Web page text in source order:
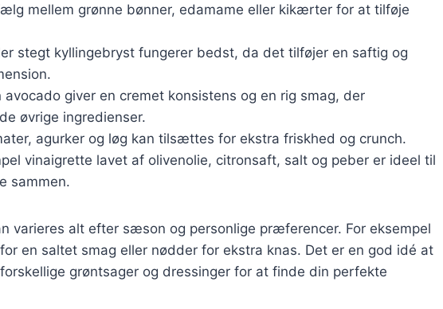
mellem grønne bønner, edamame eller kikærter for at tilføje
stegt kyllingebryst fungerer bedst, da det tilføjer en saftig og
avocado giver en cremet konsistens og en rig smag, der
øvrige ingredienser.
agurker og løg kan tilsættes for ekstra friskhed og crunch.
vinaigrette lavet af olivenolie, citronsaft, salt og peber er ideel til
sammen.
varieres alt efter sæson og personlige præferencer. For eksempel
en saltet smag eller nødder for ekstra knas. Det er en god idé at
grøntsager og dressinger for at finde din perfekte